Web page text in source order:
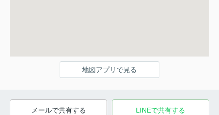
地図アプリで見る
メールで共有する LINEで共有する